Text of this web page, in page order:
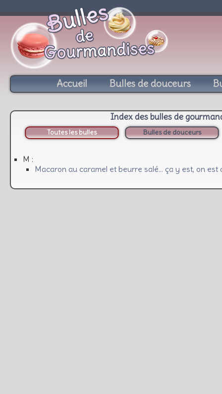
Accueil Bulles de douceurs
Index des bulles de
Toutes les bulles Bulles de douceurs
M :
Macaron au caramel et beurre salé… ça y est, on est